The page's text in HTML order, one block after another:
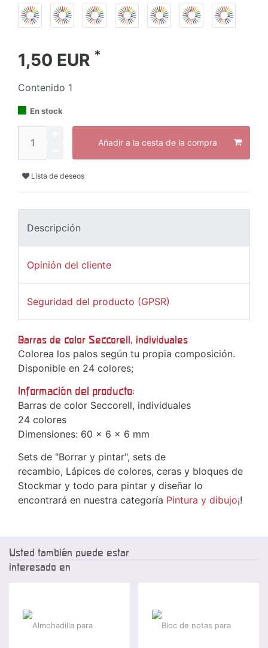
1,50 EUR *
Contenido 1
En stock
Añadir a la cesta de la compra
Lista de deseos
Descripción
Opinión del cliente
Seguridad del producto (GPSR)
Barras de color Seccorell, individuales
Colorea los palos según tu propia composición.
Disponible en 24 colores;
Información del producto:
Barras de color Seccorell, individuales
24 colores
Dimensiones: 60 x 6 x 6 mm
Sets de "Borrar y pintar", sets de
recambio, Lápices de colores, ceras y bloques de
Stockmar y todo para pintar y diseñar lo
encontrará en nuestra categoría Pintura y dibujo¡!
Usted también puede estar
interesado en